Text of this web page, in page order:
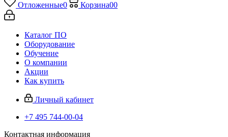
Отложенные0 Корзина00
Каталог ПО
Оборудование
Обучение
О компании
Акции
Как купить
Личный кабинет
+7 495 744-00-04
Контактная информация